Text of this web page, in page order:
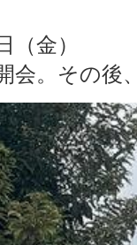
（金）
会。その後